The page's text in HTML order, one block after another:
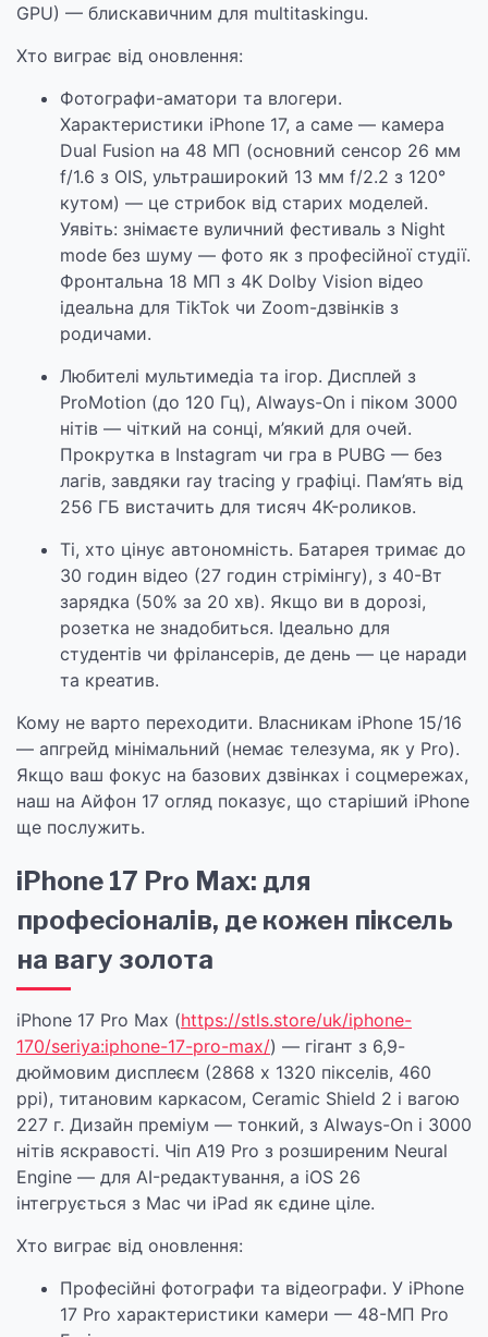
GPU) — блискавичним для multitaskingu.
Хто виграє від оновлення:
Фотографи-аматори та влогери.
Характеристики iPhone 17, а саме — камера
Dual Fusion на 48 МП (основний сенсор 26 мм
f/1.6 з OIS, ультраширокий 13 мм f/2.2 з 120°
кутом) — це стрибок від старих моделей.
Уявіть: знімаєте вуличний фестиваль з Night
mode без шуму — фото як з професійної студії.
Фронтальна 18 МП з 4K Dolby Vision відео
ідеальна для TikTok чи Zoom-дзвінків з
родичами.
Любителі мультимедіа та ігор. Дисплей з
ProMotion (до 120 Гц), Always-On і піком 3000
нітів — чіткий на сонці, м’який для очей.
Прокрутка в Instagram чи гра в PUBG — без
лагів, завдяки ray tracing у графіці. Пам’ять від
256 ГБ вистачить для тисяч 4K-роликов.
Ті, хто цінує автономність. Батарея тримає до
30 годин відео (27 годин стрімінгу), з 40-Вт
зарядка (50% за 20 хв). Якщо ви в дорозі,
розетка не знадобиться. Ідеально для
студентів чи фрілансерів, де день — це наради
та креатив.
Кому не варто переходити. Власникам iPhone 15/16
— апгрейд мінімальний (немає телезума, як у Pro).
Якщо ваш фокус на базових дзвінках і соцмережах,
наш на Айфон 17 огляд показує, що старіший iPhone
ще послужить.
iPhone 17 Pro Max: для
професіоналів, де кожен піксель
на вагу золота
iPhone 17 Pro Max (https://stls.store/uk/iphone-
170/seriya:iphone-17-pro-max/) — гігант з 6,9-
дюймовим дисплеєм (2868 x 1320 пікселів, 460
ppi), титановим каркасом, Ceramic Shield 2 і вагою
227 г. Дизайн преміум — тонкий, з Always-On і 3000
нітів яскравості. Чіп A19 Pro з розширеним Neural
Engine — для AI-редактування, а iOS 26
інтегрується з Mac чи iPad як єдине ціле.
Хто виграє від оновлення:
Професійні фотографи та відеографи. У iPhone
17 Pro характеристики камери — 48-МП Pro